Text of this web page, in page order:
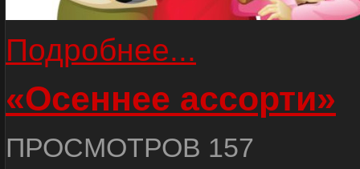
Подробнее...
«Осеннее ассорти»
ПРОСМОТРОВ 157